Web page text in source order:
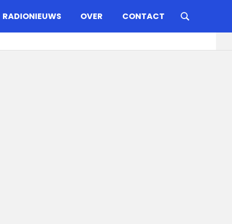
RADIONIEUWS OVER CONTACT